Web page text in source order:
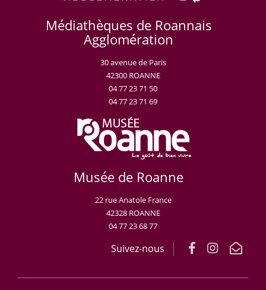
Médiathèques de Roannais
Agglomération
30 avenue de Paris
42300 ROANNE
04 77 23 71 50
04 77 23 71 69
Musée de Roanne
22 rue Anatole France
42328 ROANNE
04 77 23 68 77
Suivez-nous